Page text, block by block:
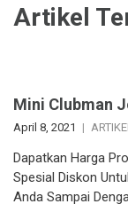
Artikel
Mini Clubman
April 8, 2021
Dapatkan Harga
Spesial Diskon
Anda Sampai